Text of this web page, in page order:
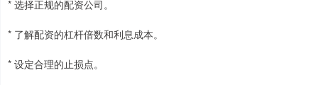
* 选择正规的配资公司。
* 了解配资的杠杆倍数和利息成本。
* 设定合理的止损点。